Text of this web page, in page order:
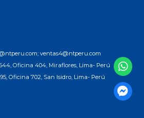
ventas4@ntperu.com
Oficina 404, Miraflores, Lima- Perú
Oficina 702, San Isidro, Lima- Perú